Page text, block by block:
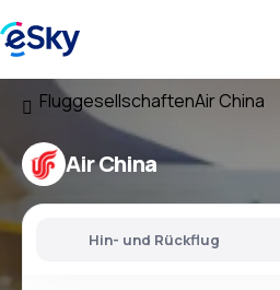
FluggesellschaftenAir China
Air China
Hin- und Rückflug